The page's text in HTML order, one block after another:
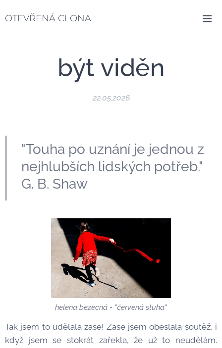
OTEVŘENÁ CLONA
být viděn
22.05.2026
"Touha po uznání je jednou z
nejhlubších lidských potřeb."
G. B. Shaw
helena bezecná - "červená stuha"
Tak jsem to udělala zase! Zase jsem obeslala soutěž, i
když jsem se stokrát zařekla, že už to neudělám.